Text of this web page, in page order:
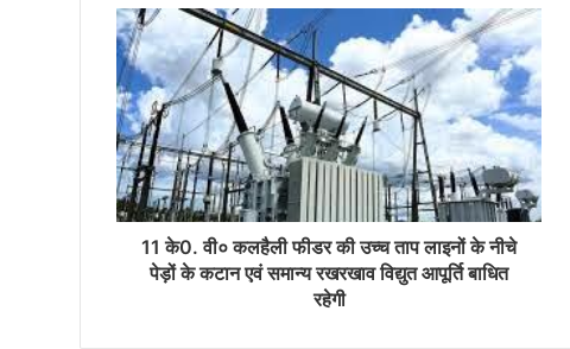
11 के0. वी० कलहैली फीडर की उच्च ताप लाइनों के नीचे
पेड़ों के कटान एवं समान्य रखरखाव विद्युत आपूर्ति बाधित
रहेगी